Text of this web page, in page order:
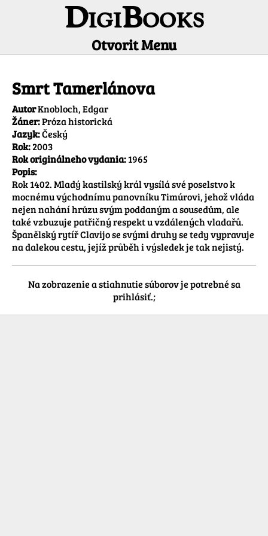
DigiBooks
Otvorit Menu
Smrt Tamerlánova
AutorKnobloch, Edgar
Žáner:Próza historická
Jazyk:Český
Rok:2003
Rok originálneho vydania:1965
Popis:
Rok 1402. Mladý kastilský král vysílá své poselstvo k
mocnému východnímu panovníku Timúrovi, jehož vláda
nejen nahání hrůzu svým poddaným a sousedům, ale
také vzbuzuje patřičný respekt u vzdálených vladařů.
Španělský rytíř Clavijo se svými druhy se tedy vypravuje
na dalekou cestu, jejíž průběh i výsledek je tak nejistý.
Na zobrazenie a stiahnutie súborov je potrebné sa
prihlásiť.;